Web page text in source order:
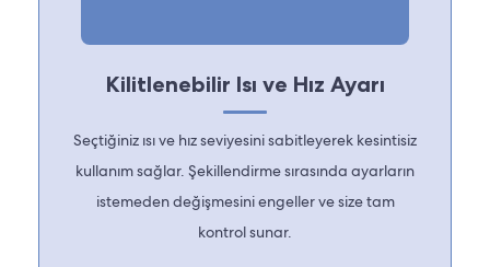
Kilitlenebilir Isı ve Hız Ayarı
Seçtiğiniz ısı ve hız seviyesini sabitleyerek kesintisiz
kullanım sağlar. Şekillendirme sırasında ayarların
istemeden değişmesini engeller ve size tam
kontrol sunar.